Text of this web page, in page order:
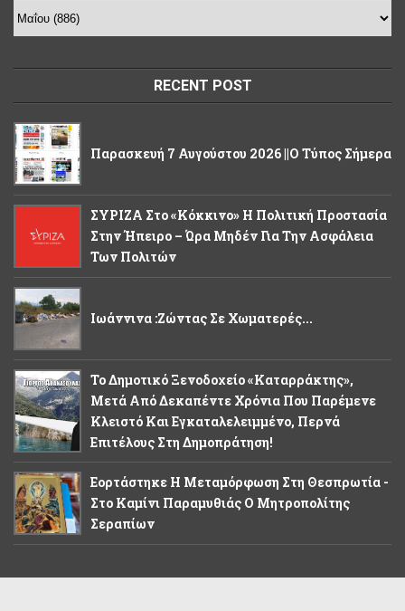
RECENT POST
Παρασκευή 7 Αυγούστου 2026 ||Ο Τύπος Σήμερα
ΣΥΡΙΖΑ Στο «κόκκινο» Η Πολιτική Προστασία
Στην Ήπειρο – Ώρα Μηδέν Για Την Ασφάλεια
Των Πολιτών
Ιωάννινα :Ζώντας Σε Χωματερές...
Το Δημοτικό Ξενοδοχείο «Καταρράκτης»,
Μετά Από Δεκαπέντε Χρόνια Που Παρέμενε
Κλειστό Και Εγκαταλελειμμένο, Περνά
Επιτέλους Στη Δημοπράτηση!
Εορτάστηκε Η Μεταμόρφωση Στη Θεσπρωτία -
Στο Καμίνι Παραμυθιάς Ο Μητροπολίτης
Σεραπίων